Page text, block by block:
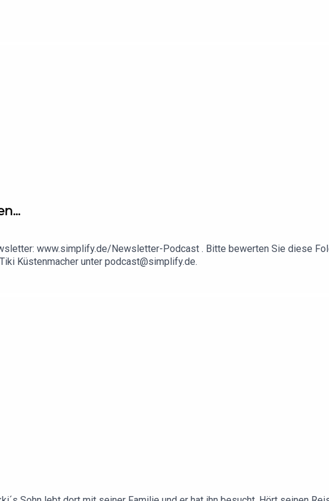
www.simplify.de/Newsletter-Podcast . Bitte bewerten Sie diese
Küstenmacher unter podcast@simplify.de.